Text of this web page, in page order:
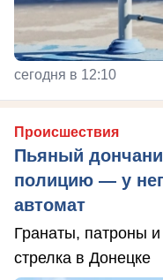
сегодня в 12:10
Происшествия
Пьяный
полицию — у
автомат
Гранаты, патроны
стрелка в Донецке